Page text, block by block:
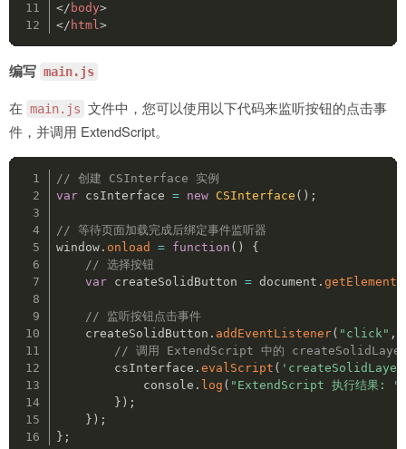
</ body>
</ html>
编写 main.js
在 main.js 文件中，您可以使用以下代码来监听按钮的点击事
件，并调用 ExtendScript。
// 创建 CSInterface 实例
var csInterface = new CSInterface ( ) ;
// 等待页面加载完成后绑定事件监听器
window. onload = function ( )
{
// 选择按钮
var createSolidButton = document .
// 监听按钮点击事件
    createSolidButton
. addEventListener( "click" ,
// 调用 ExtendScript 中的
        csInterface
. evalScript (
console . log ( "ExtendScript 执行结果: "
} ) ;
} ) ;
} ;